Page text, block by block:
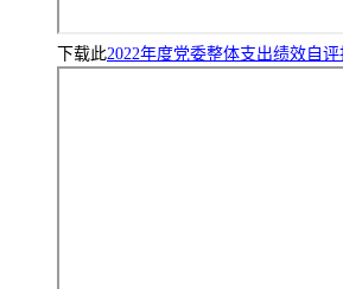
下载此2022年度党委整体支出绩效自